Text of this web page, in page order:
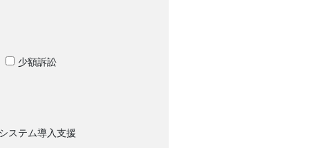
少額訴訟
ステム導入支援